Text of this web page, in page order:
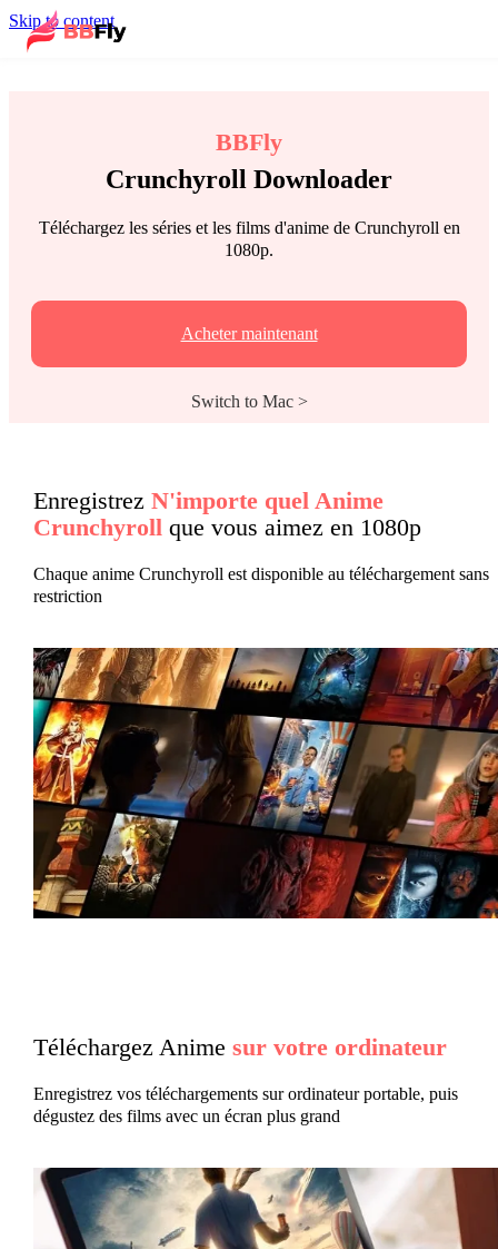
Skip to content
BBFly
Crunchyroll Downloader
Téléchargez les séries et les films d'anime de Crunchyroll en
1080p.
Acheter maintenant
Switch to Mac >
Enregistrez N'importe quel Anime
Crunchyrollque vous aimez en 1080p
Chaque anime Crunchyroll est disponible au téléchargement sans
restriction
Téléchargez Anime sur votre ordinateur
Enregistrez vos téléchargements sur ordinateur portable, puis
dégustez des films avec un écran plus grand